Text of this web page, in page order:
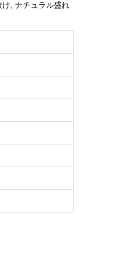
け, ナチュラル盛れ